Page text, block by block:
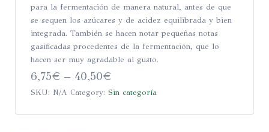
para la fermentación de manera natural, antes de que
se sequen los azúcares y de acidez equilibrada y bien
integrada. También se hacen notar pequeñas notas
gasificadas procedentes de la fermentación, que lo
hacen ser muy agradable al gusto.
6,75€ – 40,50€
SKU: N/A Category: Sin categoría